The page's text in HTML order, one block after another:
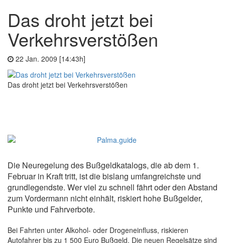
Das droht jetzt bei
Verkehrsverstößen
22 Jan. 2009 [14:43h]
Das droht jetzt bei Verkehrsverstößen
Die Neuregelung des Bußgeldkatalogs, die ab dem 1.
Februar in Kraft tritt, ist die bislang umfangreichste und
grundlegendste. Wer viel zu schnell fährt oder den Abstand
zum Vordermann nicht einhält, riskiert hohe Bußgelder,
Punkte und Fahrverbote.
Bei Fahrten unter Alkohol- oder Drogeneinfluss, riskieren
Autofahrer bis zu 1 500 Euro Bußgeld. Die neuen Regelsätze sind